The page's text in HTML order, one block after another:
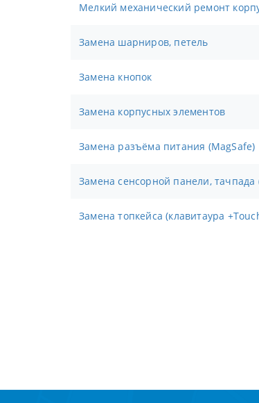
Мелкий механический ремонт
Замена шарниров, петель
Замена кнопок
Замена корпусных элементов
Замена разъёма питания (MagSafe)
Замена сенсорной панели, тачпада
Замена топкейса (клавитаура